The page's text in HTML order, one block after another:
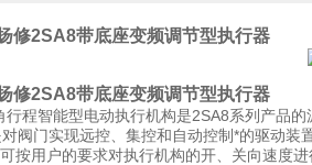
修2SA8带底座变频调节型执行器
修2SA8带底座变频调节型执行器
行程智能型电动执行机构是2SA8系列产品
阀门实现远控、集控和自动控制*的驱动装
按用户的要求对执行机构的开、关向速度进